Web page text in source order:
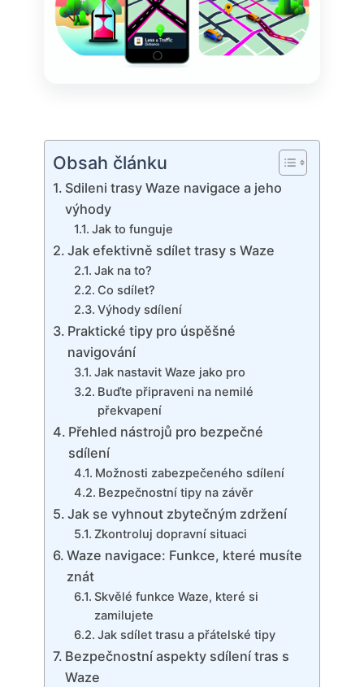
Obsah článku
Sdileni trasy Waze navigace a jeho
výhody
Jak to funguje
Jak efektivně sdílet trasy s Waze
Jak na to?
Co sdílet?
Výhody sdílení
Praktické tipy pro úspěšné
navigování
Jak nastavit Waze jako pro
Buďte připraveni na nemilé
překvapení
Přehled nástrojů pro bezpečné
sdílení
Možnosti zabezpečeného sdílení
Bezpečnostní tipy na závěr
Jak se vyhnout zbytečným zdržení
Zkontroluj dopravní situaci
Waze navigace: Funkce, které musíte
znát
Skvělé funkce Waze, které si
zamilujete
Jak sdílet trasu a přátelské tipy
Bezpečnostní aspekty sdílení tras s
Waze